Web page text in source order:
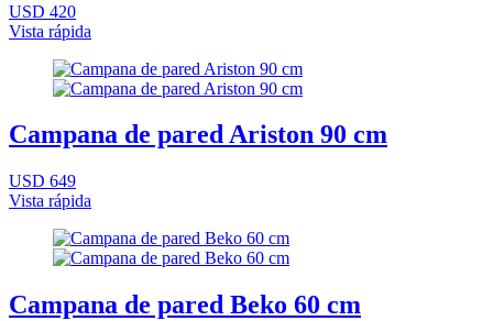
USD 420
Vista rápida
Campana de pared Ariston 90 cm
USD 649
Vista rápida
Campana de pared Beko 60 cm